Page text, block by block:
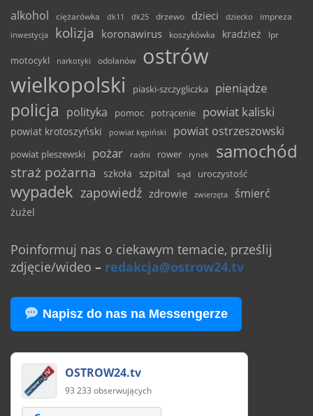
alkohol ciężarówka dk11 dk25 drzewo dzieci dziecko
impreza
inwestycja
kolizja koronawirus koszykówka kradzież lpr
motocykl narkotyki odolanów
ostrów
wielkopolski
piaski-szczygliczka pieniądze
policja polityka pomoc potrącenie powiat kaliski
powiat krotoszyński powiat kępiński powiat ostrzeszowski
powiat pleszewski pożar radni rower rynek samochód
straż pożarna szkoła szpital sąd uroczystość
wypadek zapowiedź zdrowie zwierzęta śmierć
żużel
Poinformuj nas o ciekawym temacie, prześlij
zdjęcie/wideo – redakcja@ostrow24.tv
Napisz do nas na Messengerze
OSTROW24.tv
93 233 obserwujących